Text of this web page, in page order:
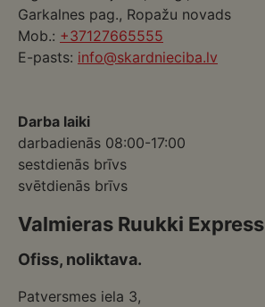
Garkalnes pag., Ropažu novads
Mob.: +37127665555
E-pasts: info@skardnieciba.lv
Darba laiki
darbadienās 08:00-17:00
sestdienās brīvs
svētdienās brīvs
Valmieras Ruukki Express
Ofiss, noliktava.
Patversmes iela 3,